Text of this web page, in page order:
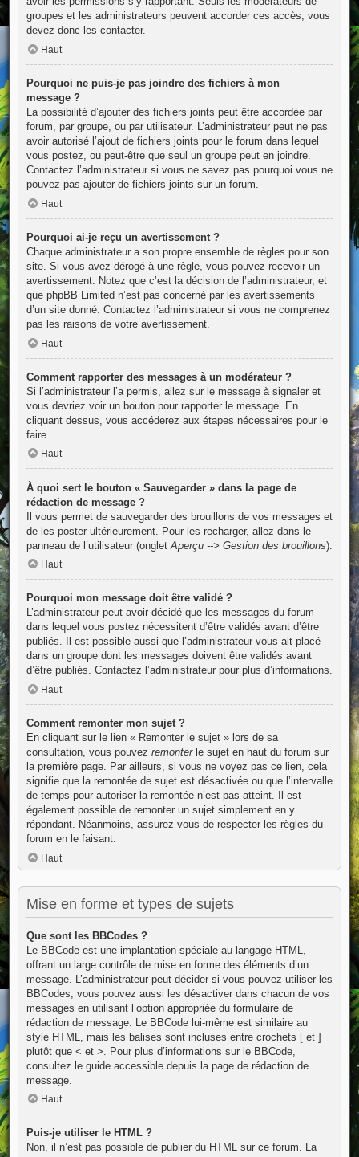
groupes et les administrateurs peuvent accorder ces accès, vous
devez donc les contacter.
Haut
Pourquoi ne puis-je pas joindre des fichiers à mon
message ?
La possibilité d’ajouter des fichiers joints peut être accordée par
forum, par groupe, ou par utilisateur. L’administrateur peut ne pas
avoir autorisé l’ajout de fichiers joints pour le forum dans lequel
vous postez, ou peut-être que seul un groupe peut en joindre.
Contactez l’administrateur si vous ne savez pas pourquoi vous ne
pouvez pas ajouter de fichiers joints sur un forum.
Haut
Pourquoi ai-je reçu un avertissement ?
Chaque administrateur a son propre ensemble de règles pour son
site. Si vous avez dérogé à une règle, vous pouvez recevoir un
avertissement. Notez que c’est la décision de l’administrateur, et
que phpBB Limited n’est pas concerné par les avertissements
d’un site donné. Contactez l’administrateur si vous ne comprenez
pas les raisons de votre avertissement.
Haut
Comment rapporter des messages à un modérateur ?
Si l’administrateur l’a permis, allez sur le message à signaler et
vous devriez voir un bouton pour rapporter le message. En
cliquant dessus, vous accéderez aux étapes nécessaires pour le
faire.
Haut
À quoi sert le bouton « Sauvegarder » dans la page de
rédaction de message ?
Il vous permet de sauvegarder des brouillons de vos messages et
de les poster ultérieurement. Pour les recharger, allez dans le
panneau de l’utilisateur (onglet Aperçu --> Gestion des brouillons).
Haut
Pourquoi mon message doit être validé ?
L’administrateur peut avoir décidé que les messages du forum
dans lequel vous postez nécessitent d’être validés avant d’être
publiés. Il est possible aussi que l’administrateur vous ait placé
dans un groupe dont les messages doivent être validés avant
d’être publiés. Contactez l’administrateur pour plus d’informations.
Haut
Comment remonter mon sujet ?
En cliquant sur le lien « Remonter le sujet » lors de sa
consultation, vous pouvez remonterle sujet en haut du forum sur
la première page. Par ailleurs, si vous ne voyez pas ce lien, cela
signifie que la remontée de sujet est désactivée ou que l’intervalle
de temps pour autoriser la remontée n’est pas atteint. Il est
également possible de remonter un sujet simplement en y
répondant. Néanmoins, assurez-vous de respecter les règles du
forum en le faisant.
Haut
Mise en forme et types de sujets
Que sont les BBCodes ?
Le BBCode est une implantation spéciale au langage HTML,
offrant un large contrôle de mise en forme des éléments d’un
message. L’administrateur peut décider si vous pouvez utiliser les
BBCodes, vous pouvez aussi les désactiver dans chacun de vos
messages en utilisant l’option appropriée du formulaire de
rédaction de message. Le BBCode lui-même est similaire au
style HTML, mais les balises sont incluses entre crochets [ et ]
plutôt que < et >. Pour plus d’informations sur le BBCode,
consultez le guide accessible depuis la page de rédaction de
message.
Haut
Puis-je utiliser le HTML ?
Non, il n’est pas possible de publier du HTML sur ce forum. La